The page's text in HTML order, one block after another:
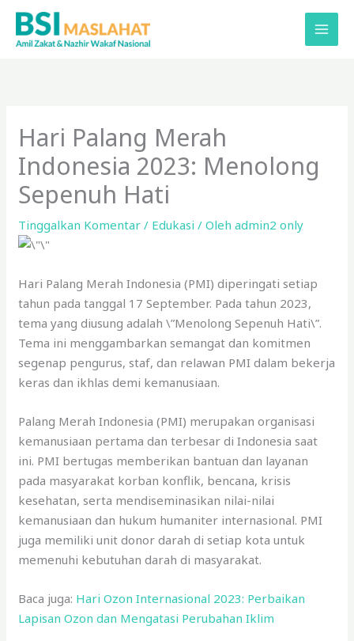
Lewati
konten
Hari Palang Merah
Indonesia 2023: Menolong
Sepenuh Hati
Tinggalkan Komentar / Edukasi / Olehadmin2 only
Hari Palang Merah Indonesia (PMI) diperingati setiap
tahun pada tanggal 17 September. Pada tahun 2023,
tema yang diusung adalah \”Menolong Sepenuh Hati\”.
Tema ini menggambarkan semangat dan komitmen
segenap pengurus, staf, dan relawan PMI dalam bekerja
keras dan ikhlas demi kemanusiaan.
Palang Merah Indonesia (PMI) merupakan organisasi
kemanusiaan pertama dan terbesar di Indonesia saat
ini. PMI bertugas memberikan bantuan dan layanan
pada masyarakat korban konflik, bencana, krisis
kesehatan, serta mendiseminasikan nilai-nilai
kemanusiaan dan hukum humaniter internasional. PMI
juga memiliki unit donor darah di setiap kota untuk
memenuhi kebutuhan darah di masyarakat.
Baca juga: Hari Ozon Internasional 2023: Perbaikan
Lapisan Ozon dan Mengatasi Perubahan Iklim